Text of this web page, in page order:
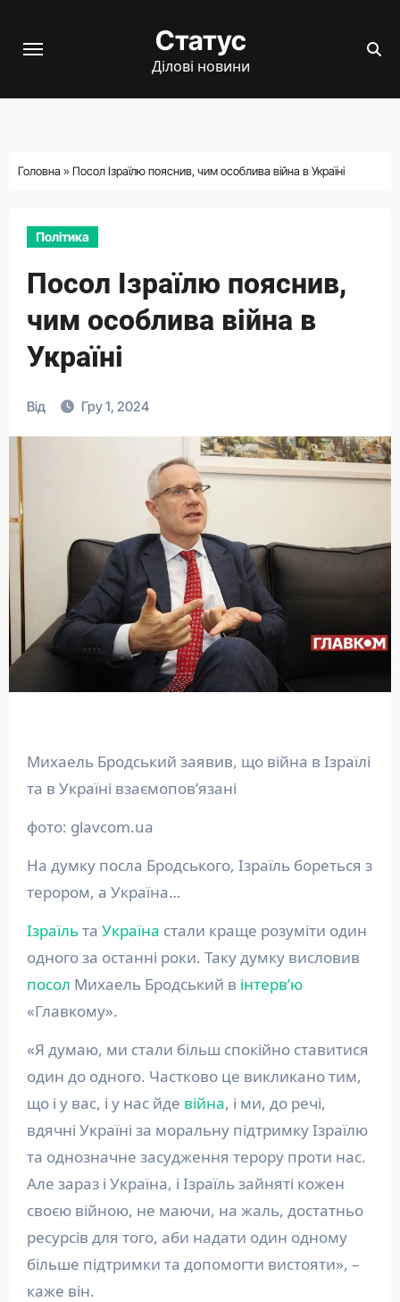
Статус
Ділові новини
Головна » Посол Ізраїлю пояснив, чим особлива війна в Україні
Політика
Посол Ізраїлю пояснив,
чим особлива війна в
Україні
Від Гру 1, 2024
Михаель Бродський заявив, що війна в Ізраїлі
та в Україні взаємопов’язані
фото: glavcom.ua
На думку посла Бродського, Ізраїль бореться з
терором, а Україна…
Ізраїльта Україна стали краще розуміти один
одного за останні роки. Таку думку висловив
посол Михаель Бродський в інтерв’ю
«Главкому».
«Я думаю, ми стали більш спокійно ставитися
один до одного. Частково це викликано тим,
що і у вас, і у нас йде війна, і ми, до речі,
вдячні Україні за моральну підтримку Ізраїлю
та однозначне засудження терору проти нас.
Але зараз і Україна, і Ізраїль зайняті кожен
своєю війною, не маючи, на жаль, достатньо
ресурсів для того, аби надати один одному
більше підтримки та допомогти вистояти», –
каже він.